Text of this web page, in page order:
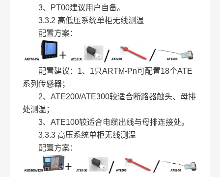
3、PT00建议用户自备。
3.3.2 高低压系统单柜无线测温
配置方案：
配置建议：1、1只ARTM-Pn可配置18个ATE
系列传感器；
2、ATE200/ATE300较适合断路器触头、母排
处测温；
3、ATE100较适合电缆出线与母排连接处。
3.3.3 高压系统单柜无线测温
配置方案：